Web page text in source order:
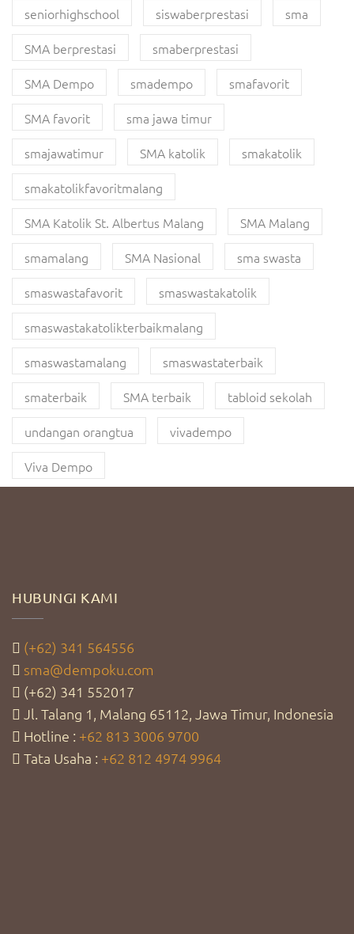
seniorhighschool
siswaberprestasi
sma
SMA berprestasi
smaberprestasi
SMA Dempo
smadempo
smafavorit
SMA favorit
sma jawa timur
smajawatimur
SMA katolik
smakatolik
smakatolikfavoritmalang
SMA Katolik St. Albertus Malang
SMA Malang
smamalang
SMA Nasional
sma swasta
smaswastafavorit
smaswastakatolik
smaswastakatolikterbaikmalang
smaswastamalang
smaswastaterbaik
smaterbaik
SMA terbaik
tabloid sekolah
undangan orangtua
vivadempo
Viva Dempo
HUBUNGI KAMI
(+62) 341 564556
sma@dempoku.com
(+62) 341 552017
Jl. Talang 1, Malang 65112, Jawa Timur, Indonesia
Hotline : +62 813 3006 9700
Tata Usaha : +62 812 4974 9964